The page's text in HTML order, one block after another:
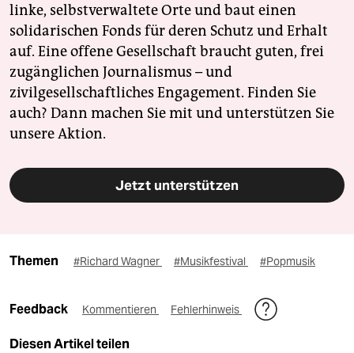
linke, selbstverwaltete Orte und baut einen
solidarischen Fonds für deren Schutz und Erhalt
auf. Eine offene Gesellschaft braucht guten, frei
zugänglichen Journalismus – und
zivilgesellschaftliches Engagement. Finden Sie
auch? Dann machen Sie mit und unterstützen Sie
unsere Aktion.
Jetzt unterstützen
Themen #Richard Wagner #Musikfestival #Popmusik
Feedback Kommentieren Fehlerhinweis
Diesen Artikel teilen